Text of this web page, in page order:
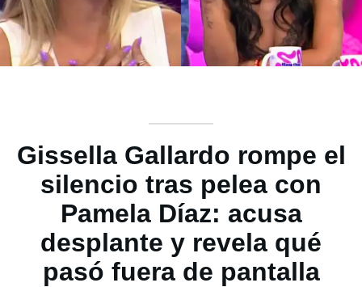
Gissella Gallardo rompe el
silencio tras pelea con
Pamela Díaz: acusa
desplante y revela qué
pasó fuera de pantalla